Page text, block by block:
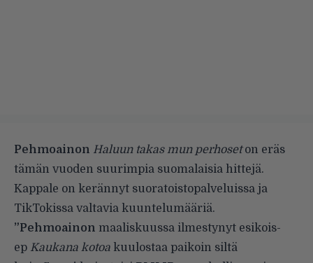
Pehmoainon Haluun takas mun perhoseton eräs
tämän vuoden suurimpia suomalaisia hittejä.
Kappale on kerännyt suoratoistopalveluissa ja
TikTokissa valtavia kuuntelumääriä.
”Pehmoainon maaliskuussa ilmestynyt esikois-
ep Kaukana kotoa kuulostaa paikoin siltä